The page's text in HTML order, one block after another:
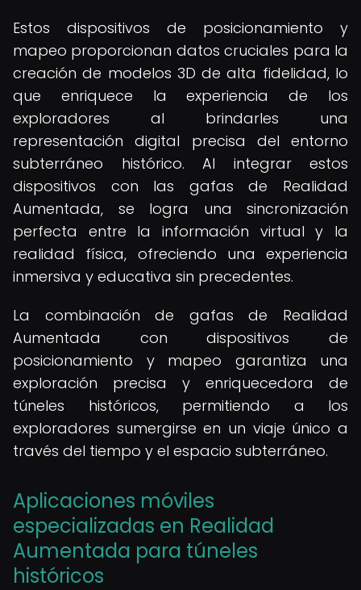
Estos dispositivos de posicionamiento y
mapeo proporcionan datos cruciales para la
creación de modelos 3D de alta fidelidad, lo
que enriquece la experiencia de los
exploradores al brindarles una
representación digital precisa del entorno
subterráneo histórico. Al integrar estos
dispositivos con las gafas de Realidad
Aumentada, se logra una sincronización
perfecta entre la información virtual y la
realidad física, ofreciendo una experiencia
inmersiva y educativa sin precedentes.
La combinación de gafas de Realidad
Aumentada con dispositivos de
posicionamiento y mapeo garantiza una
exploración precisa y enriquecedora de
túneles históricos, permitiendo a los
exploradores sumergirse en un viaje único a
través del tiempo y el espacio subterráneo.
Aplicaciones móviles
especializadas en Realidad
Aumentada para túneles
históricos